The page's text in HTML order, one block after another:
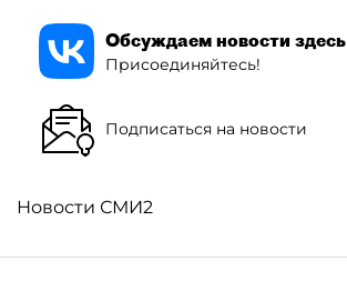
Обсуждаем новости здесь
Присоединяйтесь!
Подписаться на новости
Новости СМИ2